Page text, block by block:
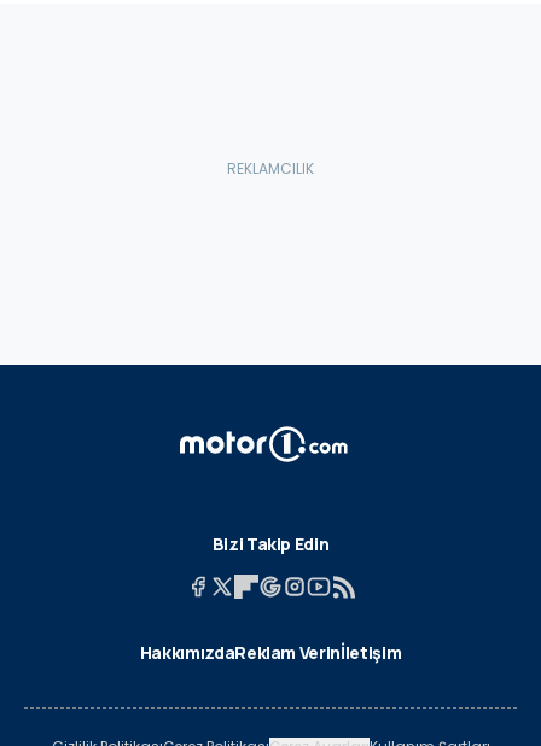
Bizi Takip Edin
HakkımızdaReklam Verinİletişim